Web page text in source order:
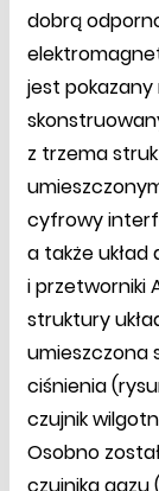
dobrą
jest pokazany
z trzema
cyfrowy
a także
i przetworniki
struktury
umieszczona
ciśnienia
czujnik
Osobno